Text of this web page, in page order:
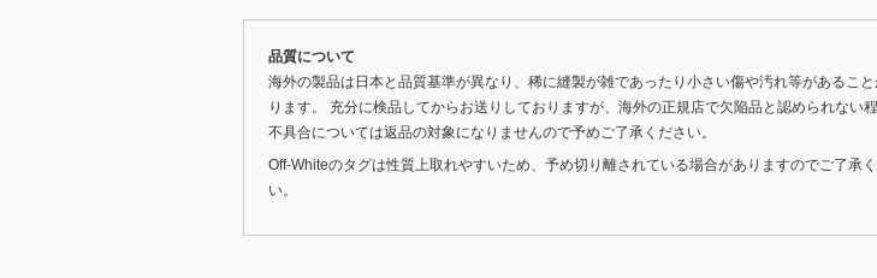
品質について
海外の製品は日本と品質基準が異なり、稀に縫製が雑であったり小さい傷や汚れ等があること
ります。 充分に検品してからお送りしておりますが、海外の正規店で欠陥品と認められない
不具合については返品の対象になりませんので予めご了承ください。
Off-Whiteのタグは性質上取れやすいため、予め切り離されている場合がありますのでご了承
い。